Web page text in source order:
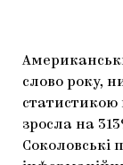
ЯК
слово року,
статистикою
зросла на
Соколовські